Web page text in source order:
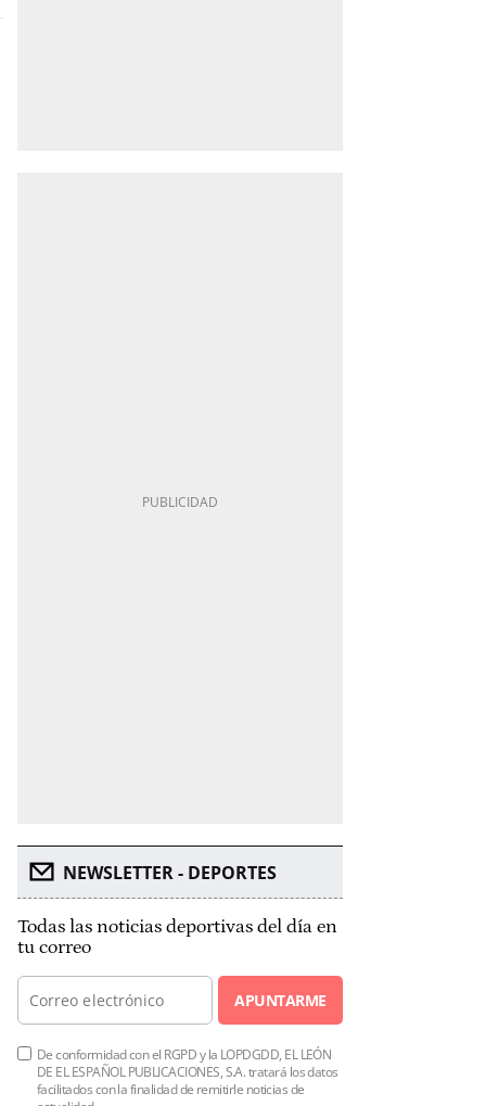
NEWSLETTER - DEPORTES
Todas las noticias deportivas del día en
tu correo
APUNTARME
De conformidad con el RGPD y la LOPDGDD, EL LEÓN
DE EL ESPAÑOL PUBLICACIONES, S.A. tratará los datos
facilitados con la finalidad de remitirle noticias de